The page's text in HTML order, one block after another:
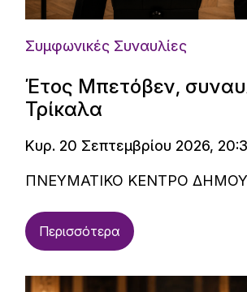
Συμφωνικές Συναυλίες
Έτος Μπετόβεν,
Τρίκαλα
Κυρ. 20 Σεπτεμβρίου 2026,
ΠΝΕΥΜΑΤΙΚΟ ΚΕΝΤΡΟ ΔΗΜΟΥ
Περισσότερα